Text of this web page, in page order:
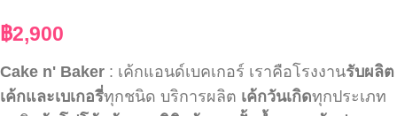
฿2,900
Cake n' Baker : เค้กแอนด์เบคเกอร์ เราคือโรงงานรับผลิต
เค้กและเบเกอรี่ทุกชนิด บริการผลิต เค้กวันเกิดทุกประเภท